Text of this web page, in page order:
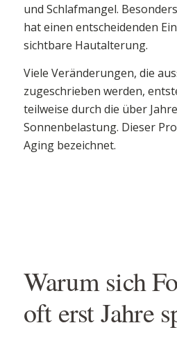
und Schlafmangel.
hat einen entscheidenden
sichtbare Hautalterung.
Viele Veränderungen, die
zugeschrieben werden,
teilweise durch die über
Sonnenbelastung. Dieser
Aging bezeichnet.
Warum sich
oft erst Jahre